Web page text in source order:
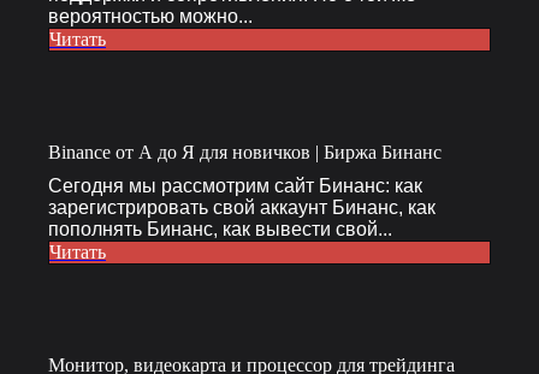
вероятностью можно...
Читать
Binance от А до Я для новичков | Биржа Бинанс
Сегодня мы рассмотрим сайт Бинанс: как
зарегистрировать свой аккаунт Бинанс, как
пополнять Бинанс, как вывести свой...
Читать
Монитор, видеокарта и процессор для трейдинга